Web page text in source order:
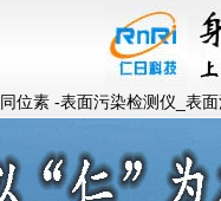
同位素 -表面污染检测仪_表